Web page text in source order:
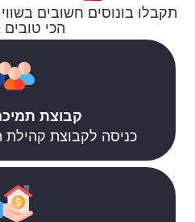
תקבלו בונוסים חשובים
הכי
קבוצת
כניסה לקבוצת קהילת